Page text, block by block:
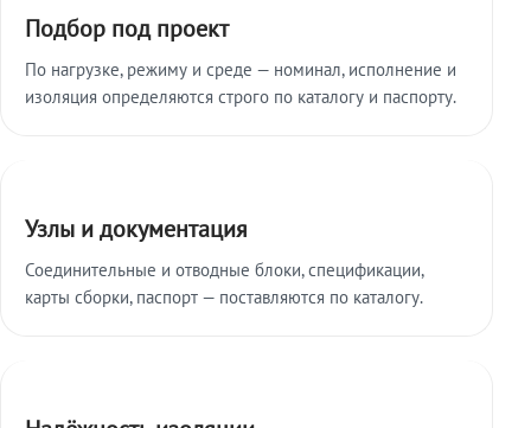
Подбор под проект
По нагрузке, режиму и среде — номинал, исполнение и
изоляция определяются строго по каталогу и паспорту.
Узлы и документация
Соединительные и отводные блоки, спецификации,
карты сборки, паспорт — поставляются по каталогу.